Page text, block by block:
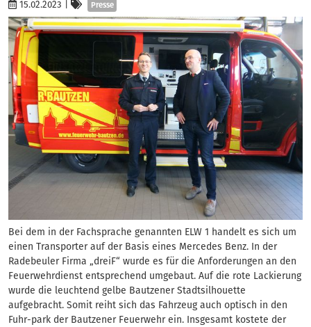
15.02.2023 Kategorien
Presse
Bei dem in der Fachsprache genannten ELW 1 handelt es sich um
einen Transporter auf der Basis eines Mercedes Benz. In der
Radebeuler Firma „dreiF“ wurde es für die Anforderungen an den
Feuerwehrdienst entsprechend umgebaut. Auf die rote Lackierung
wurde die leuchtend gelbe Bautzener Stadtsilhouette
aufgebracht. Somit reiht sich das Fahrzeug auch optisch in den
Fuhr-park der Bautzener Feuerwehr ein. Insgesamt kostete der